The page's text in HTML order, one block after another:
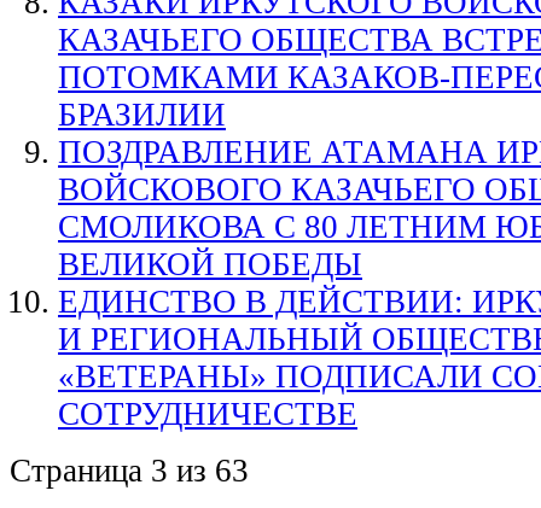
КАЗАЧЬЕГО ОБЩЕСТВА
ПОТОМКАМИ КАЗАКОВ-
БРАЗИЛИИ
ПОЗДРАВЛЕНИЕ АТАМАНА
ВОЙСКОВОГО КАЗАЧЬЕГО
СМОЛИКОВА С 80 ЛЕТНИМ
ВЕЛИКОЙ ПОБЕДЫ
ЕДИНСТВО В ДЕЙСТВИИ:
И РЕГИОНАЛЬНЫЙ
«ВЕТЕРАНЫ» ПОДПИСАЛИ
СОТРУДНИЧЕСТВЕ
Страница 3 из 63